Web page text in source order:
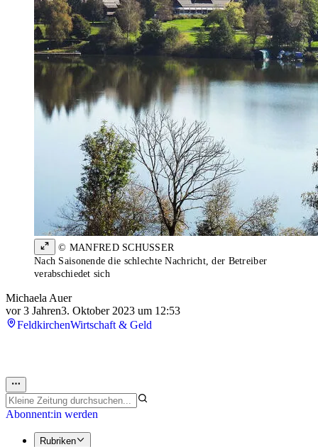
© MANFRED SCHUSSER
Nach Saisonende die schlechte Nachricht, der Betreiber
verabschiedet sich
Michaela Auer
vor 3 Jahren3. Oktober 2023 um 12:53
FeldkirchenWirtschaft & Geld
Abonnent:in werden
Rubriken